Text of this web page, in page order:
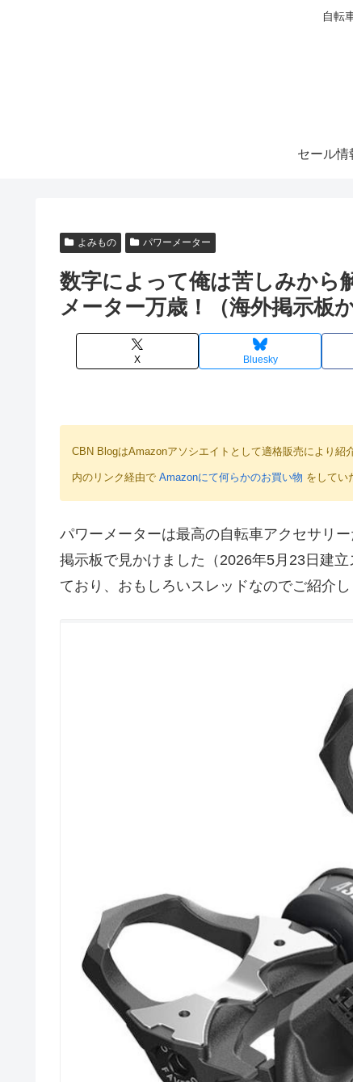
自転
セール情
よみもの パワーメーター
数字によって俺は苦しみから
メーター万歳！（海外掲示板か
X Bluesky
CBN BlogはAmazonアソシエイトとして適格販売により紹
内のリンク経由で Amazonにて何らかのお買い物 をしてい
パワーメーターは最高の自転車アクセサリ
掲示板で見かけました（2026年5月23日建
ており、おもしろいスレッドなのでご紹介